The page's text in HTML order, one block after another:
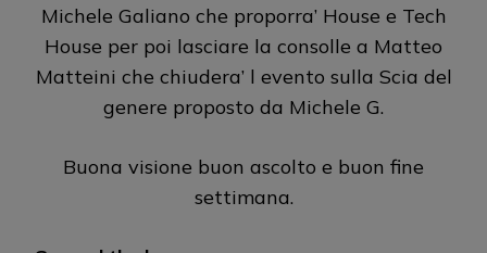
Michele Galiano che proporra’ House e Tech
House per poi lasciare la consolle a Matteo
Matteini che chiudera’ l evento sulla Scia del
genere proposto da Michele G.
Buona visione buon ascolto e buon fine
settimana.